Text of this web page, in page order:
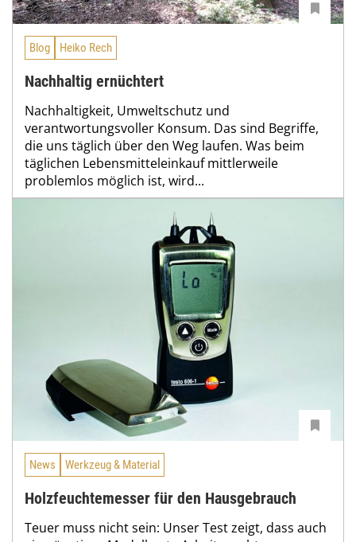
Blog Heiko Rech
Nachhaltig ernüchtert
Nachhaltigkeit, Umweltschutz und
verantwortungsvoller Konsum. Das sind Begriffe,
die uns täglich über den Weg laufen. Was beim
täglichen Lebensmitteleinkauf mittlerweile
problemlos möglich ist, wird...
News Werkzeug & Material
Holzfeuchtemesser für den Hausgebrauch
Teuer muss nicht sein: Unser Test zeigt, dass auch